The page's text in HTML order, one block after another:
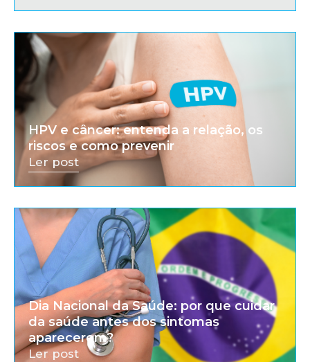
HPV e câncer: entenda a relação, os
riscos e como prevenir
Ler post
Dia Nacional da Saúde: por que cuidar
da saúde antes dos sintomas
aparecerem?
Ler post